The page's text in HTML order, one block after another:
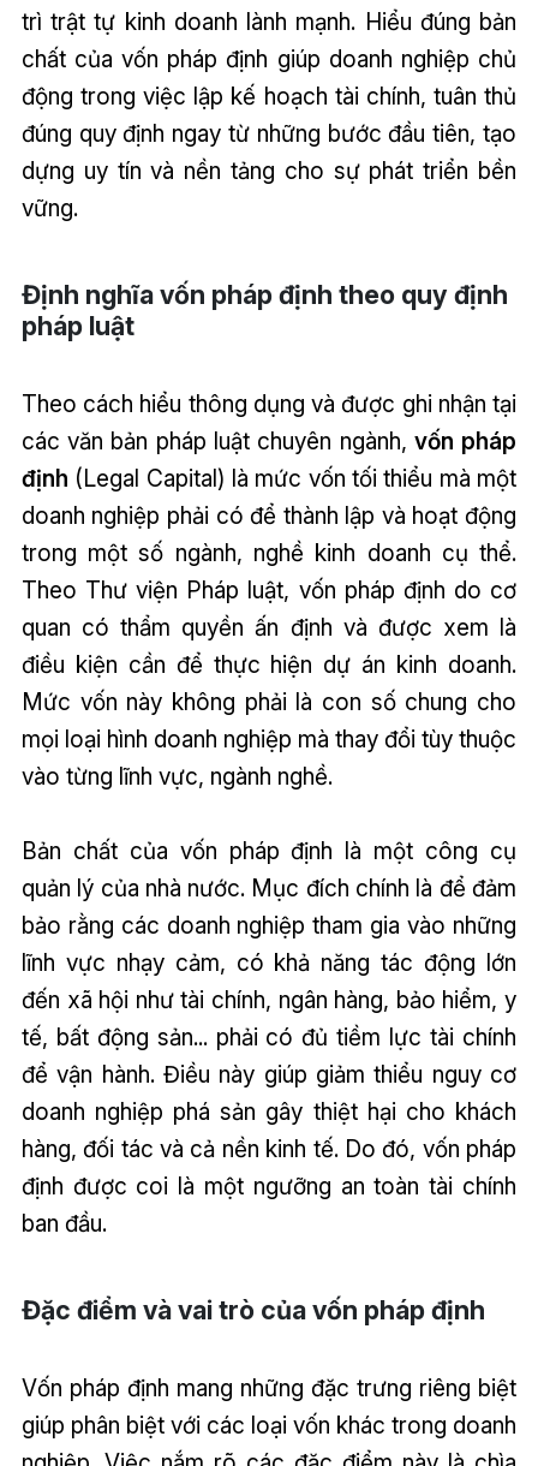
trì trật tự kinh doanh lành mạnh. Hiểu đúng bản
chất của vốn pháp định giúp doanh nghiệp chủ
động trong việc lập kế hoạch tài chính, tuân thủ
đúng quy định ngay từ những bước đầu tiên, tạo
dựng uy tín và nền tảng cho sự phát triển bền
vững.
Định nghĩa vốn pháp định theo quy định
pháp luật
Theo cách hiểu thông dụng và được ghi nhận tại
các văn bản pháp luật chuyên ngành, vốn pháp
định (Legal Capital) là mức vốn tối thiểu mà một
doanh nghiệp phải có để thành lập và hoạt động
trong một số ngành, nghề kinh doanh cụ thể.
Theo Thư viện Pháp luật, vốn pháp định do cơ
quan có thẩm quyền ấn định và được xem là
điều kiện cần để thực hiện dự án kinh doanh.
Mức vốn này không phải là con số chung cho
mọi loại hình doanh nghiệp mà thay đổi tùy thuộc
vào từng lĩnh vực, ngành nghề.
Bản chất của vốn pháp định là một công cụ
quản lý của nhà nước. Mục đích chính là để đảm
bảo rằng các doanh nghiệp tham gia vào những
lĩnh vực nhạy cảm, có khả năng tác động lớn
đến xã hội như tài chính, ngân hàng, bảo hiểm, y
tế, bất động sản... phải có đủ tiềm lực tài chính
để vận hành. Điều này giúp giảm thiểu nguy cơ
doanh nghiệp phá sản gây thiệt hại cho khách
hàng, đối tác và cả nền kinh tế. Do đó, vốn pháp
định được coi là một ngưỡng an toàn tài chính
ban đầu.
Đặc điểm và vai trò của vốn pháp định
Vốn pháp định mang những đặc trưng riêng biệt
giúp phân biệt với các loại vốn khác trong doanh